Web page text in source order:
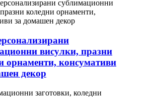
висулки, празни
орнаменти, консумативи
декор